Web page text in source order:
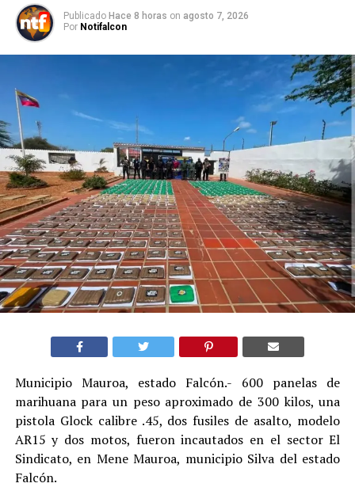
Publicado Hace 8 horas on agosto 7, 2026
Por Notifalcon
Municipio Mauroa, estado Falcón.- 600 panelas de
marihuana para un peso aproximado de 300 kilos, una
pistola Glock calibre .45, dos fusiles de asalto, modelo
AR15 y dos motos, fueron incautados en el sector El
Sindicato, en Mene Mauroa, municipio Silva del estado
Falcón.